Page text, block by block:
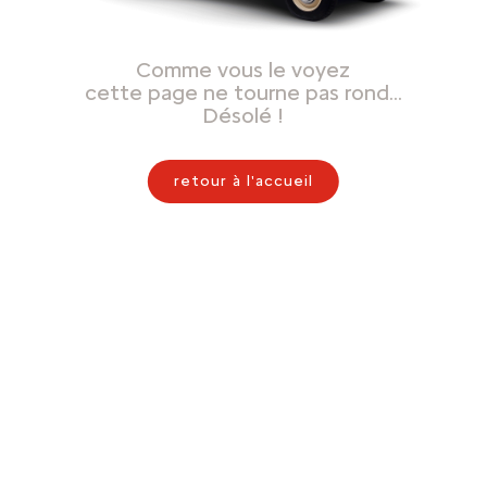
Comme vous le voyez
cette page ne tourne pas rond…
Désolé !
retour à l'accueil